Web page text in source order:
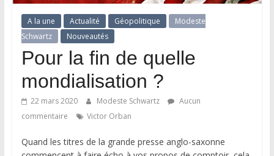
A la une Actualité Géopolitique
Modeste
Schwartz
Nouveautés
Pour la fin de quelle
mondialisation ?
22 mars 2020 Modeste Schwartz
Aucun
commentaire
Victor Orban
Quand les titres de la grande presse anglo-saxonne